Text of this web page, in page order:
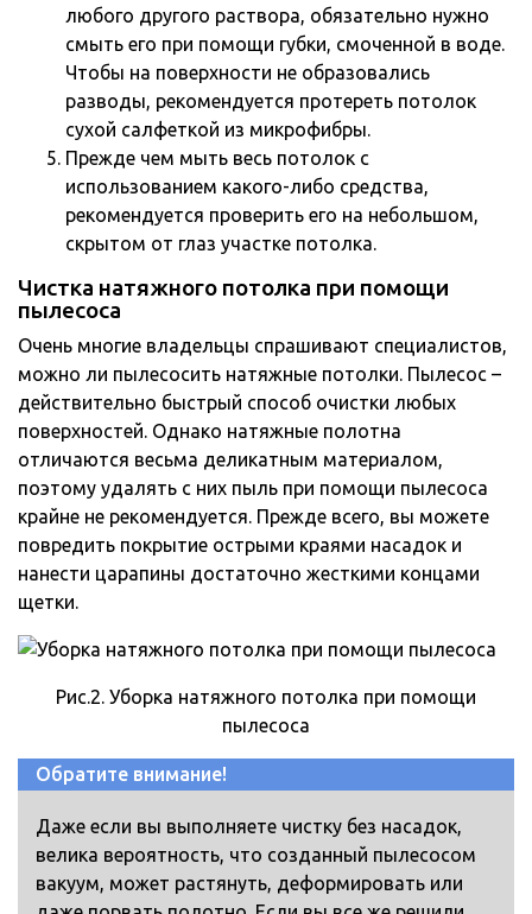
любого другого раствора, обязательно нужно
смыть его при помощи губки, смоченной в воде.
Чтобы на поверхности не образовались
разводы, рекомендуется протереть потолок
сухой салфеткой из микрофибры.
Прежде чем мыть весь потолок с
использованием какого-либо средства,
рекомендуется проверить его на небольшом,
скрытом от глаз участке потолка.
Чистка натяжного потолка при помощи
пылесоса
Очень многие владельцы спрашивают специалистов,
можно ли пылесосить натяжные потолки. Пылесос –
действительно быстрый способ очистки любых
поверхностей. Однако натяжные полотна
отличаются весьма деликатным материалом,
поэтому удалять с них пыль при помощи пылесоса
крайне не рекомендуется. Прежде всего, вы можете
повредить покрытие острыми краями насадок и
нанести царапины достаточно жесткими концами
щетки.
Рис.2. Уборка натяжного потолка при помощи
пылесоса
Обратите внимание!
Даже если вы выполняете чистку без насадок,
велика вероятность, что созданный пылесосом
вакуум, может растянуть, деформировать или